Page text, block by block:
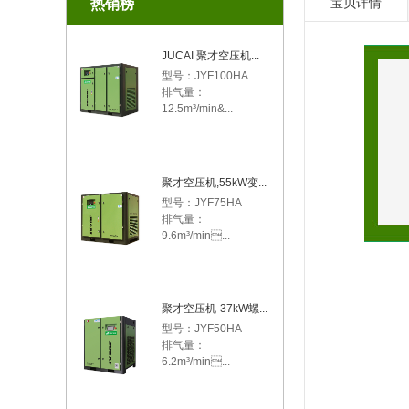
热销榜
JUCAI 聚才空压机...
型号：JYF100HA
排气量：
12.5m³/min&...
聚才空压机,55kW变...
型号：JYF75HA
排气量：
9.6m³/min...
聚才空压机-37kW螺...
型号：JYF50HA
排气量：
6.2m³/min...